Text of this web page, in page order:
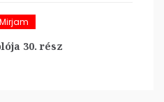
Mirjam
30. rész